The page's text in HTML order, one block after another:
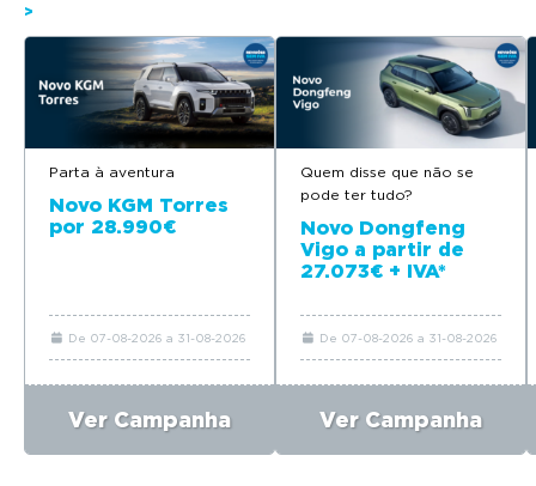
>
Parta à aventura
Novo KGM Torres
por 28.990€
De 07-08-2026 a 31-08-2026
Ver Campanha
Quem disse que não se
pode ter tudo?
Novo Dongfeng
Vigo a partir de
27.073€ + IVA*
De 07-08-2026 a 31-08-2026
Ver Campanha